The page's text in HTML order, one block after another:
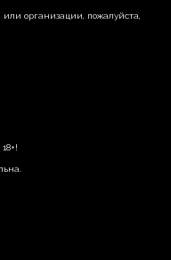
организации, пожалуйста,